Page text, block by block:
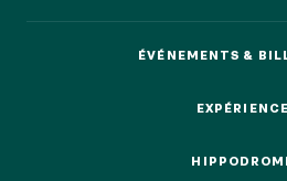
EVÉNEMENTS D'ENTREPRISE
TOUTES NOS EXPERIENCES
INFORMATIONS PRATIQUES
ÉVÉNEMENTS &